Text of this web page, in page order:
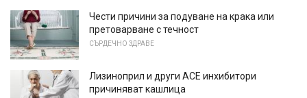
Чести причини за подуване на крака или
претоварване с течност
СЪРДЕЧНО ЗДРАВЕ
Лизиноприл и други АСЕ инхибитори
причиняват кашлица